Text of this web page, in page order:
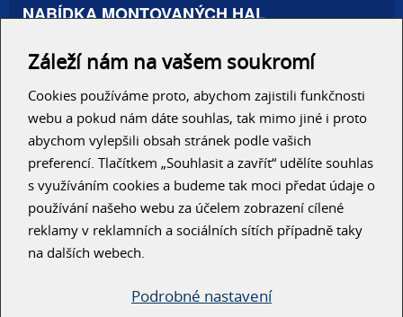
NABÍDKA MONTOVANÝCH HAL
Autosalony, servisy
Skladové haly
Zemědělské haly
Konzolové regály
RYCHLÝ KONTAKT
Záleží nám na vašem soukromí
Cookies používáme proto, abychom zajistili funkčnosti
webu a pokud nám dáte souhlas, tak mimo jiné i proto
abychom vylepšili obsah stránek podle vašich
preferencí. Tlačítkem „Souhlasit a zavřít“ udělíte souhlas
s využíváním cookies a budeme tak moci předat údaje o
používání našeho webu za účelem zobrazení cílené
reklamy v reklamních a sociálních sítích případně taky
na dalších webech.
Podrobné nastavení